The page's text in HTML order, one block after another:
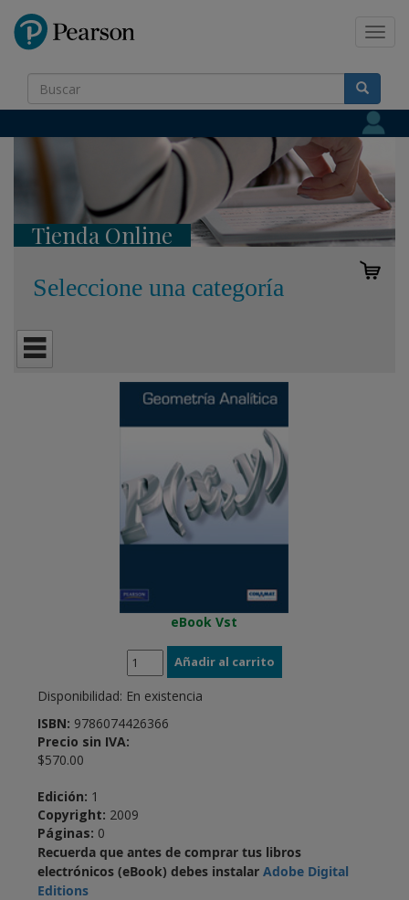
Tienda Online
Seleccione una categoría
eBook Vst
Disponibilidad: En existencia
ISBN: 9786074426366
Precio sin IVA:
$570.00
Edición: 1
Copyright: 2009
Páginas: 0
Recuerda que antes de comprar tus libros
electrónicos (eBook) debes instalarAdobe Digital
Editions